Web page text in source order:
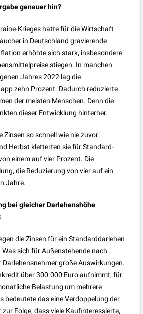
genauer hin?
Krieges hatte für die Wirtschaft
in Deutschland gravierende
erhöhte sich stark, insbesondere
stiegen. In manchen
Jahres 2022 lag die
zehn Prozent. Dadurch reduzierte
der meisten Menschen. Denn die
dieser Entwicklung hinterher.
Zinsen so schnell wie nie zuvor:
Herbst kletterten sie für Standard-
einem auf vier Prozent. Die
die Reduzierung von vier auf ein
Jahre.
bei gleicher Darlehenshöhe
die Zinsen für ein Standarddarlehen
Was sich für Außenstehende nach
große Auswirkungen.
über 300.000 Euro aufnimmt, für
Belastung um mehrere
bedeutete das eine Verdoppelung der
Folge, dass viele Kaufinteressierte,